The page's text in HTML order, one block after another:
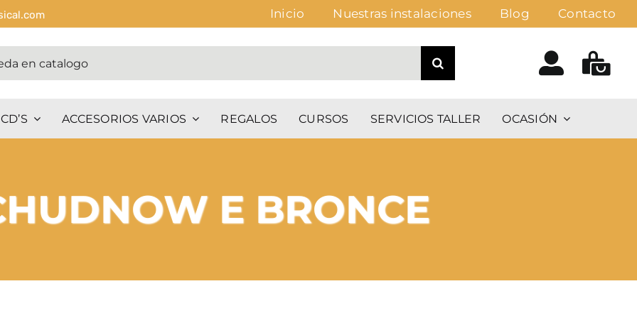
Inicio Nuestras instalaciones Blog Contacto
ACCESORIOS VARIOS REGALOS CURSOS SERVICIOS TALLER OCASIÓN
E BRONCE